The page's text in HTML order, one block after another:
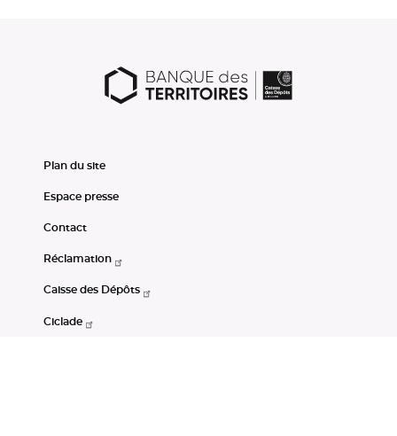
Plan du site
Espace presse
Contact
Réclamation
Caisse des Dépôts
Ciclade